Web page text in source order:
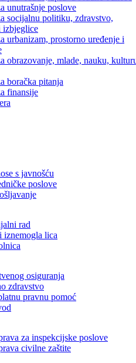
privredu
pravosuđe, upravu i radne odnose
unutrašnje poslove
socijalnu politiku, zdravstvo,
izbjeglice
urbanizam, prostorno uređenje i
obrazovanje, mlade, nauku,
boračka pitanja
finansije
s javnošću
poslove
rad
lica
osiguranja
zdravstvo
pravnu pomoć